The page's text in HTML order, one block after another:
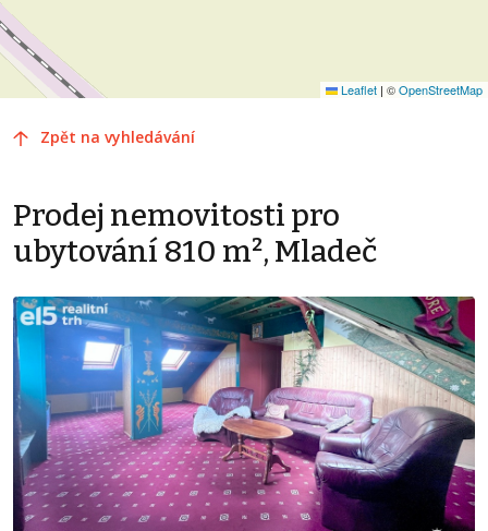
Leaflet | ©OpenStreetMap
Zpět na vyhledávání
Prodej nemovitosti pro
ubytování 810 m², Mladeč